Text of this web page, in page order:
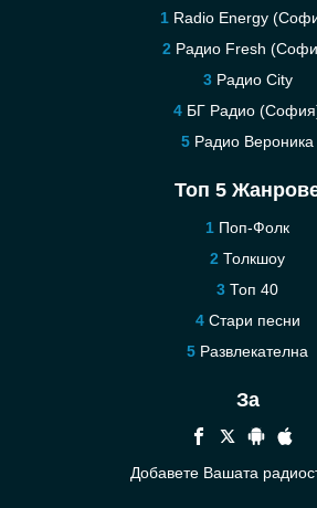
Radio Energy
Радио Fresh
Pадио City
БГ Радио
Радио Вероника
Топ 5
Поп-Фолк
Толкшоу
Топ 40
Стари песни
Развлекателна
За
Добавете Вашата